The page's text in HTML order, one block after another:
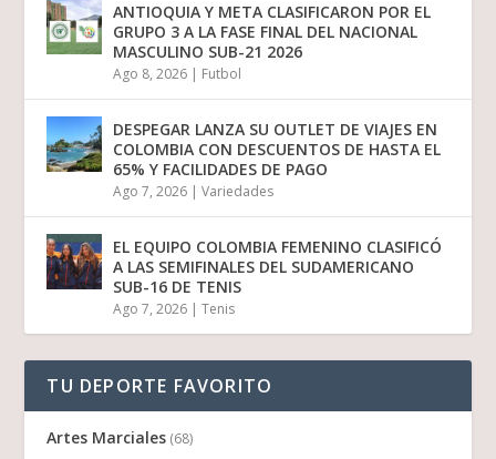
ANTIOQUIA Y META CLASIFICARON POR EL
GRUPO 3 A LA FASE FINAL DEL NACIONAL
MASCULINO SUB-21 2026
Ago 8, 2026 | Futbol
DESPEGAR LANZA SU OUTLET DE VIAJES EN
COLOMBIA CON DESCUENTOS DE HASTA EL
65% Y FACILIDADES DE PAGO
Ago 7, 2026 |Variedades
EL EQUIPO COLOMBIA FEMENINO CLASIFICÓ
A LAS SEMIFINALES DEL SUDAMERICANO
SUB-16 DE TENIS
Ago 7, 2026 |Tenis
TU DEPORTE FAVORITO
Artes Marciales (68)